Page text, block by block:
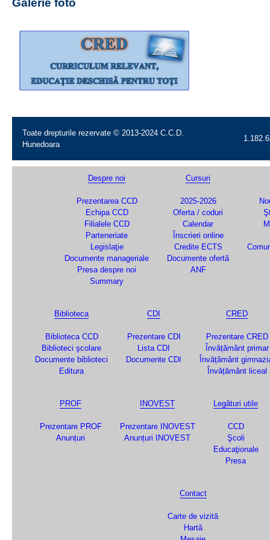
Galerie foto
Toate drepturile rezervate © 2013-2024 C.C.D.
Hunedoara
Despre noi
Prezentarea CCD
Echipa CCD
Filialele CCD
Parteneriate
Legislaţie
Documente manageriale
Presa despre noi
Summary
Cursuri
2025-2026
Oferta / coduri
Calendar
Înscrieri online
Credite ECTS
Documente ofertă
ANF
Biblioteca
Biblioteca CCD
Biblioteci şcolare
Documente biblioteci
Editura
CDI
Prezentare CDI
Lista CDI
Documente CDI
CRED
Prezentare CRED
Învățământ primar
Învățământ
Învățământ liceal
PROF
Prezentare PROF
Anunțuri
INOVEST
Prezentare INOVEST
Anunțuri INOVEST
Legături utile
CCD
Şcoli
Educaţionale
Presa
Contact
Carte de vizită
Hartă